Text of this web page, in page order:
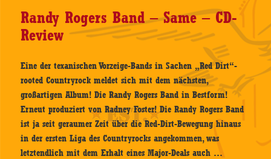
CD-
Review
Randy Rogers Band – Same – CD-
Review
Eine der texanischen Vorzeige-Bands in Sachen „Red Dirt“-
rooted Countryrock meldet sich mit dem nächsten,
großartigen Album! Die Randy Rogers Band in Bestform!
Erneut produziert von Radney Foster! Die Randy Rogers Band
ist ja seit geraumer Zeit über die Red-Dirt-Bewegung hinaus
in der ersten Liga des Countryrocks angekommen, was
letztendlich mit dem Erhalt eines Major-Deals auch …